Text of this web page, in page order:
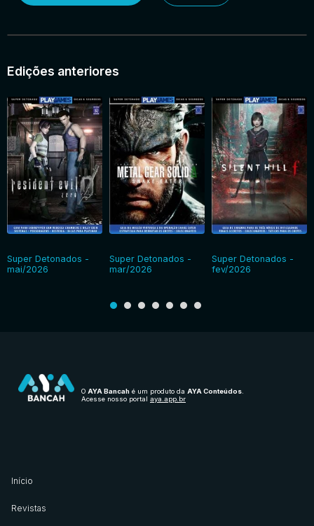
Edições anteriores
Super Detonados -
mai/2026
Super Detonados -
mar/2026
Super Detonados -
fev/2026
O AYA Bancah é um produto da AYA Conteúdos.
Acesse nosso portal aya.app.br
Início
Revistas